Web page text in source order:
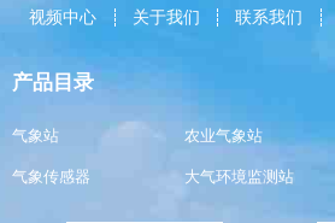
视频中心
关于我们 联系我们
产品目录
气象站 农业气象站
气象传感器 大气环境监测站